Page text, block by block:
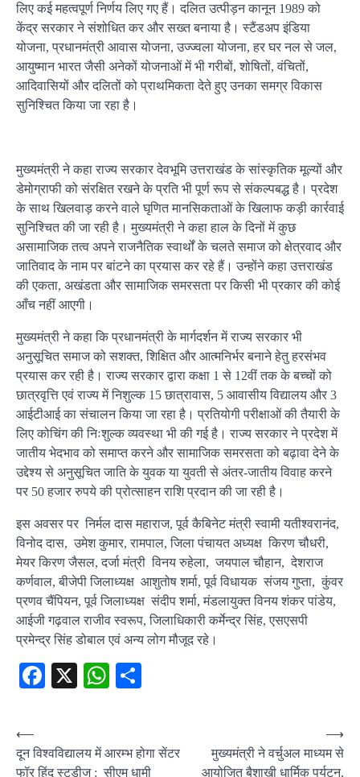
लिए कई महत्वपूर्ण निर्णय लिए गए हैं। दलित उत्पीड़न कानून 1989 को
केंद्र सरकार ने संशोधित कर और सख्त बनाया है। स्टैंडअप इंडिया
योजना, प्रधानमंत्री आवास योजना, उज्ज्वला योजना, हर घर नल से जल,
आयुष्मान भारत जैसी अनेकों योजनाओं में भी गरीबों, शोषितों, वंचितों,
आदिवासियों और दलितों को प्राथमिकता देते हुए उनका समग्र विकास
सुनिश्चित किया जा रहा है।
मुख्यमंत्री ने कहा राज्य सरकार देवभूमि उत्तराखंड के सांस्कृतिक मूल्यों और
डेमोग्राफी को संरक्षित रखने के प्रति भी पूर्ण रूप से संकल्पबद्ध है। प्रदेश
के साथ खिलवाड़ करने वाले घृणित मानसिकताओं के खिलाफ कड़ी कार्रवाई
सुनिश्चित की जा रही है। मुख्यमंत्री ने कहा हाल के दिनों में कुछ
असामाजिक तत्व अपने राजनैतिक स्वार्थों के चलते समाज को क्षेत्रवाद और
जातिवाद के नाम पर बांटने का प्रयास कर रहे हैं। उन्होंने कहा उत्तराखंड
की एकता, अखंडता और सामाजिक समरसता पर किसी भी प्रकार की कोई
आँच नहीं आएगी।
मुख्यमंत्री ने कहा कि प्रधानमंत्री के मार्गदर्शन में राज्य सरकार भी
अनुसूचित समाज को सशक्त, शिक्षित और आत्मनिर्भर बनाने हेतु हरसंभव
प्रयास कर रही है। राज्य सरकार द्वारा कक्षा 1 से 12वीं तक के बच्चों को
छात्रवृत्ति एवं राज्य में निशुल्क 15 छात्रावास, 5 आवासीय विद्यालय और 3
आईटीआई का संचालन किया जा रहा है। प्रतियोगी परीक्षाओं की तैयारी के
लिए कोचिंग की निःशुल्क व्यवस्था भी की गई है। राज्य सरकार ने प्रदेश में
जातीय भेदभाव को समाप्त करने और सामाजिक समरसता को बढ़ावा देने के
उद्देश्य से अनुसूचित जाति के युवक या युवती से अंतर-जातीय विवाह करने
पर 50 हजार रुपये की प्रोत्साहन राशि प्रदान की जा रही है।
इस अवसर पर निर्मल दास महाराज, पूर्व कैबिनेट मंत्री स्वामी यतीश्वरानंद,
विनोद दास, उमेश कुमार, रामपाल, जिला पंचायत अध्यक्ष किरण चौधरी,
मेयर किरण जैसल, दर्जा मंत्री विनय रुहेला, जयपाल चौहान, देशराज
कर्णवाल, बीजेपी जिलाध्यक्ष आशुतोष शर्मा, पूर्व विधायक संजय गुप्ता, कुंवर
प्रणव चैंपियन, पूर्व जिलाध्यक्ष संदीप शर्मा, मंडलायुक्त विनय शंकर पांडेय,
आईजी गढ़वाल राजीव स्वरूप, जिलाधिकारी कर्मेन्द्र सिंह, एसएसपी
प्रमेन्द्र सिंह डोबाल एवं अन्य लोग मौजूद रहे।
Facebook
X WhatsApp
Post
navigation
⟵
दून विश्वविद्यालय में आरम्भ होगा सेंटर
फॉर हिंदू स्टडीज : सीएम धामी
मुख्यमंत्री ने वर्चुअल माध्यम से
आयोजित बैशाखी धार्मिक पर्यटन,
⟶